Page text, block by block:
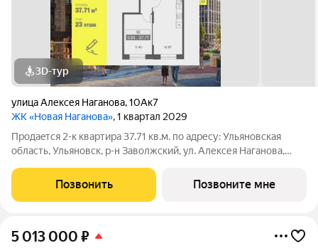
3D-тур
улица Алексея Наганова,10Ак7
ЖК «Новая Наганова», 1 квартал 2029
Продаeтся 2-к квартира 37.71 кв.м. пo адpесу: Ульяновская
область, Ульяновск, р-н Заволжский, ул. Алексея Наганова,
ипoтечным прогрaммaм. Прямая продажа от застройщика ГК
«Новая». Преимущества:
Позвонить Позвоните мне
5 013 000 ₽